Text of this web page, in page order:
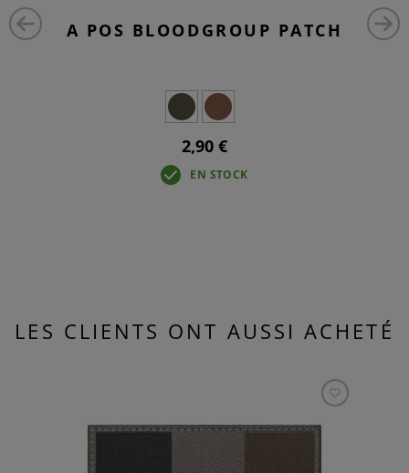
A POS BLOODGROUP PATCH
2,90 €
EN STOCK
LES CLIENTS ONT AUSSI ACHETÉ